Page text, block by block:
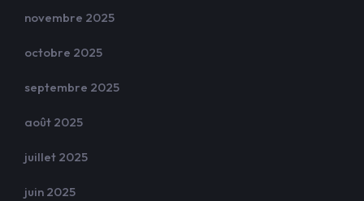
novembre 2025
octobre 2025
septembre 2025
août 2025
juillet 2025
juin 2025